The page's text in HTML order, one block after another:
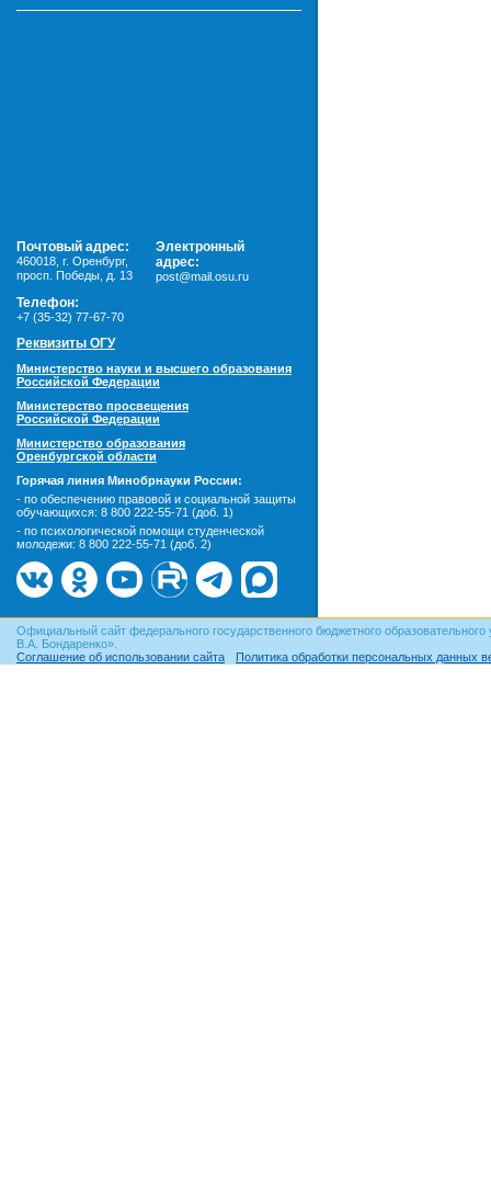
Почтовый адрес:
460018 г. Оренбург,
просп. Победы, д. 13
Электронный
адрес:
post@mail.osu.ru
Телефон:
+7 (35-32) 77-67-70
Реквизиты ОГУ
Министерство науки и высшего образования
Российской Федерации
Министерство просвещения
Российской Федерации
Министерство образования
Оренбургской области
Горячая линия Минобрнауки России:
- по обеспечению правовой и социальной защиты
обучающихся: 8 800 222-55-71 (доб. 1)
- по психологической помощи студенческой
молодежи: 8 800 222-55-71 (доб. 2)
Официальный сайт федерального государственного бюджетного
В.А. Бондаренко».
Соглашение об использовании сайта
Политика обработки персональных данных